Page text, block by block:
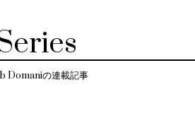
Domaniの連載記事